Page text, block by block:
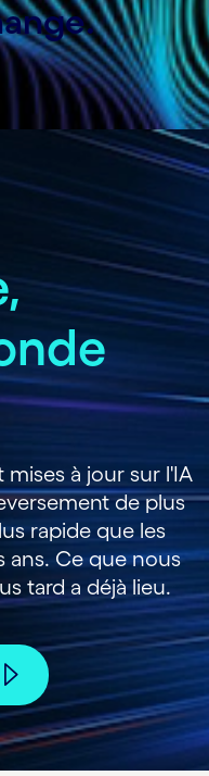
à jour sur l'IA
de plus
rapide que les
ans. Ce que nous
tard a déjà lieu.